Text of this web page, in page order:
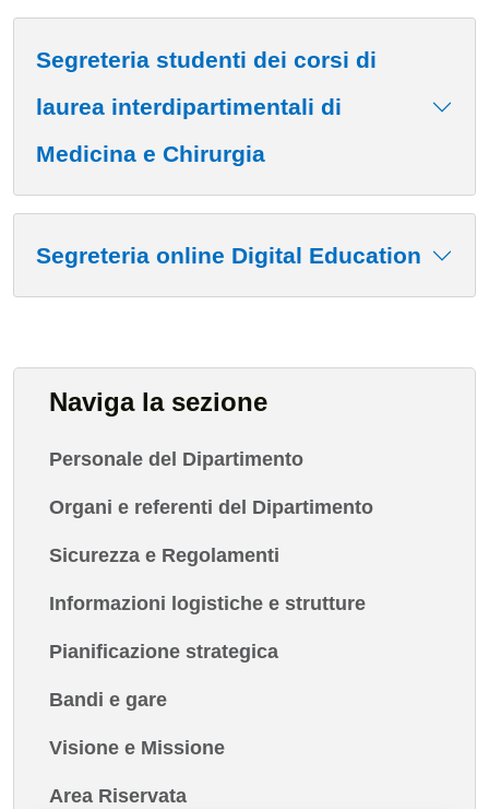
Segreteria studenti dei corsi di
laurea interdipartimentali di
Medicina e Chirurgia
Segreteria online Digital Education
Naviga la sezione
Personale del Dipartimento
Organi e referenti del Dipartimento
Sicurezza e Regolamenti
Informazioni logistiche e strutture
Pianificazione strategica
Bandi e gare
Visione e Missione
Area Riservata